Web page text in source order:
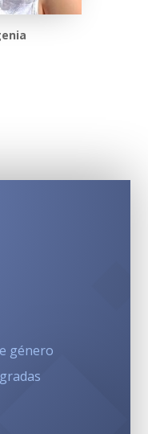
género